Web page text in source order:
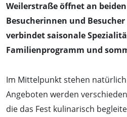
Weilerstraße öffnet an
Besucherinnen und
verbindet saisonale
Familienprogramm und
Im Mittelpunkt stehen
Angeboten werden
die das Fest kulinarisch